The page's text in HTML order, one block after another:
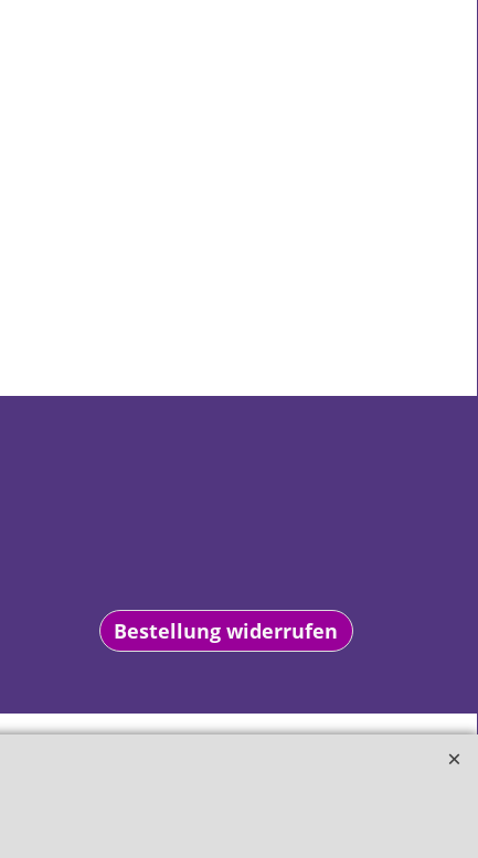
Bestellung widerrufen